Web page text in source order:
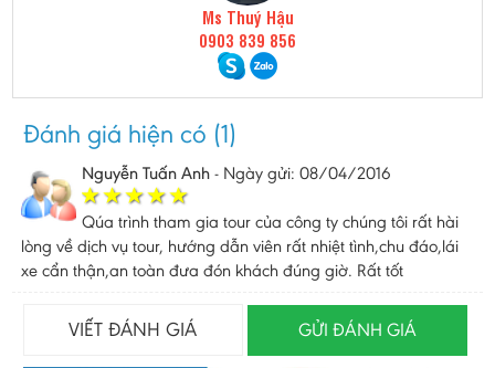
Ms Thuý Hậu
0903 839 856
Đánh giá hiện có (1)
Nguyễn Tuấn Anh - Ngày gửi: 08/04/2016
Qúa trình tham gia tour của công ty chúng tôi rất hài
lòng về dịch vụ tour, hướng dẫn viên rất nhiệt tình,chu đáo,lái
xe cẩn thận,an toàn đưa đón khách đúng giờ. Rất tốt
VIẾT ĐÁNH GIÁ GỬI ĐÁNH GIÁ